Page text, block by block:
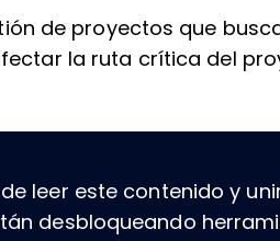
de proyectos que
la ruta crítica del
leer este contenido y
desbloqueando